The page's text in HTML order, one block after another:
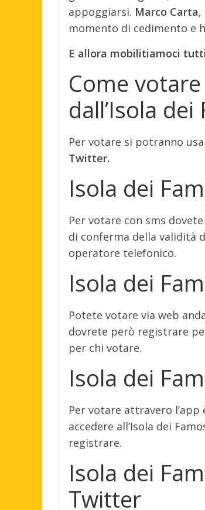
appoggiarsi. Marco Carta,
momento di cedimento e
E allora mobilitiamoci
Come
dall’Isola
Per votare si potranno
Twitter.
Isola dei
Per votare con sms
di conferma della validità
operatore telefonico.
Isola dei
Potete votare via web
dovrete però registrare
per chi votare.
Isola dei
Per votare attravero
accedere all’Isola dei
registrare.
Isola dei
Twitter